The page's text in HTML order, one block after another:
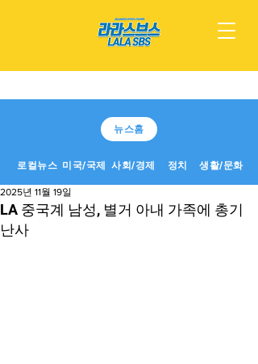
뉴스홈
로컬뉴스 미국/국제 사회/경제 정치 생활/문화
LA 중국계 남성, 별거 아내 가족에 총기
난사
2025년 11월 19일